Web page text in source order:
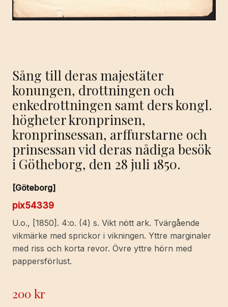
Sång till deras majestäter
konungen, drottningen och
enkedrottningen samt ders kongl.
högheter kronprinsen,
kronprinsessan, arffurstarne och
prinsessan vid deras nådiga besök
i Götheborg, den 28 juli 1850.
[Göteborg]
pix54339
U.o., [1850]. 4:o. (4) s. Vikt nött ark. Tvärgående
vikmärke med sprickor i vikningen. Yttre marginaler
med riss och korta revor. Övre yttre hörn med
pappersförlust.
200kr